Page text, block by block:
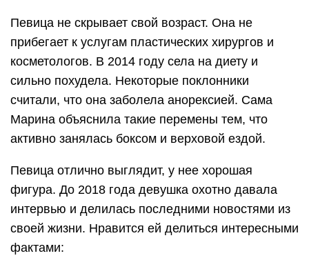
Певица не скрывает свой возраст. Она не
прибегает к услугам пластических хирургов и
косметологов. В 2014 году села на диету и
сильно похудела. Некоторые поклонники
считали, что она заболела анорексией. Сама
Марина объяснила такие перемены тем, что
активно занялась боксом и верховой ездой.
Певица отлично выглядит, у нее хорошая
фигура. До 2018 года девушка охотно давала
интервью и делилась последними новостями из
своей жизни. Нравится ей делиться интересными
фактами: